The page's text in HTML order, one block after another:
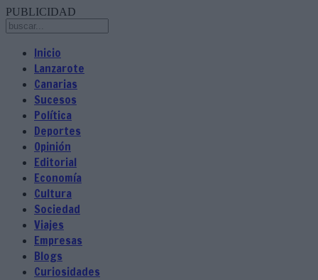
PUBLICIDAD
Inicio
Lanzarote
Canarias
Sucesos
Política
Deportes
Opinión
Editorial
Economía
Cultura
Sociedad
Viajes
Empresas
Blogs
Curiosidades